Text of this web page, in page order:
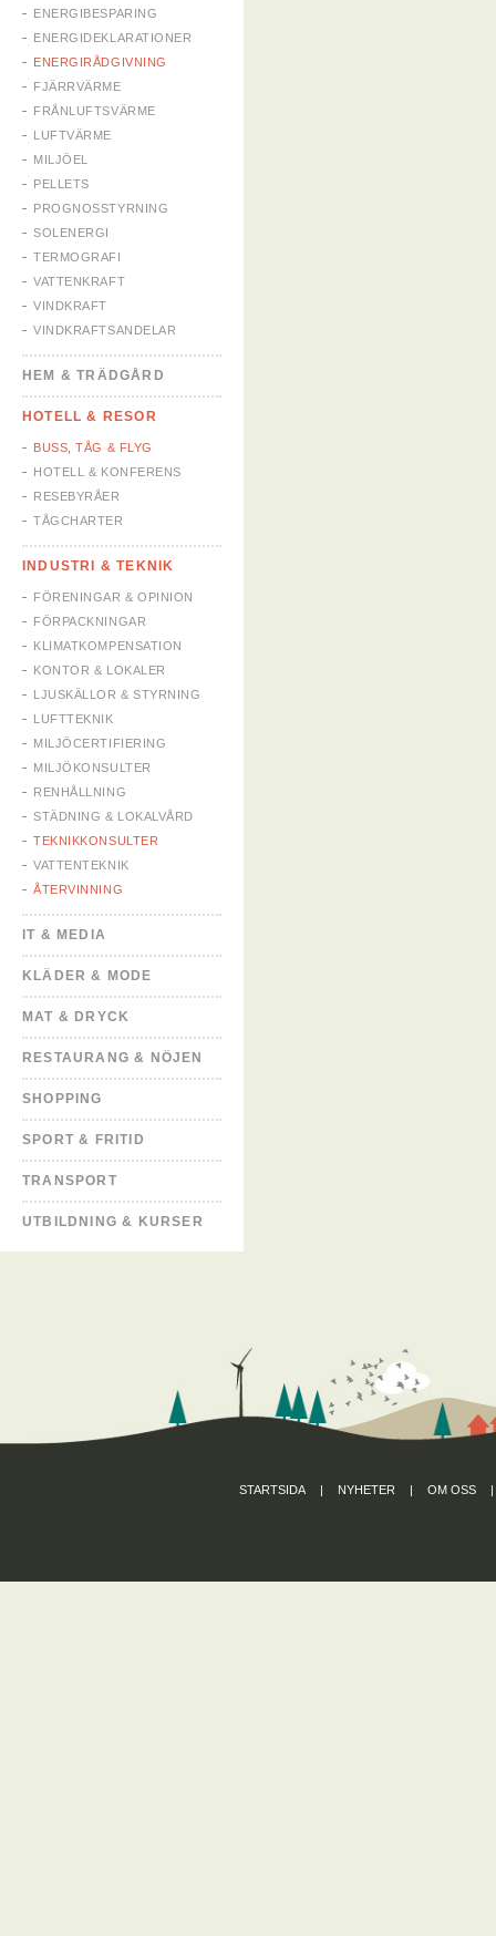
ENERGIBESPARING
ENERGIDEKLARATIONER
ENERGIRÅDGIVNING
FJÄRRVÄRME
FRÅNLUFTSVÄRME
LUFTVÄRME
MILJÖEL
PELLETS
PROGNOSSTYRNING
SOLENERGI
TERMOGRAFI
VATTENKRAFT
VINDKRAFT
VINDKRAFTSANDELAR
HEM & TRÄDGÅRD
HOTELL & RESOR
BUSS, TÅG & FLYG
HOTELL & KONFERENS
RESEBYRÅER
TÅGCHARTER
INDUSTRI & TEKNIK
FÖRENINGAR & OPINION
FÖRPACKNINGAR
KLIMATKOMPENSATION
KONTOR & LOKALER
LJUSKÄLLOR & STYRNING
LUFTTEKNIK
MILJÖCERTIFIERING
MILJÖKONSULTER
RENHÅLLNING
STÄDNING & LOKALVÅRD
TEKNIKKONSULTER
VATTENTEKNIK
ÅTERVINNING
IT & MEDIA
KLÄDER & MODE
MAT & DRYCK
RESTAURANG & NÖJEN
SHOPPING
SPORT & FRITID
TRANSPORT
UTBILDNING & KURSER
STARTSIDA | NYHETER | OM OSS |